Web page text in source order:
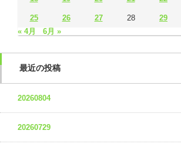
25 26 27 28 29
« 4月
6月 »
最近の投稿
20260804
20260729